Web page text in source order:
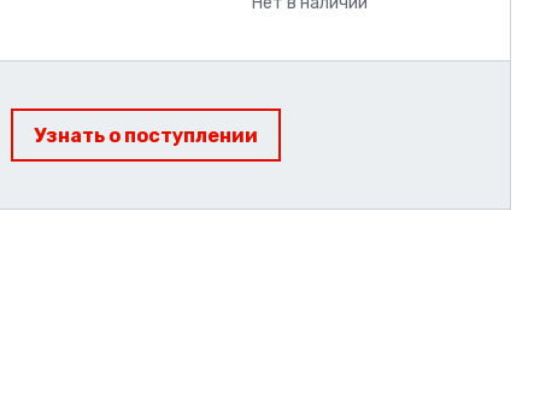
Узнать о поступлении